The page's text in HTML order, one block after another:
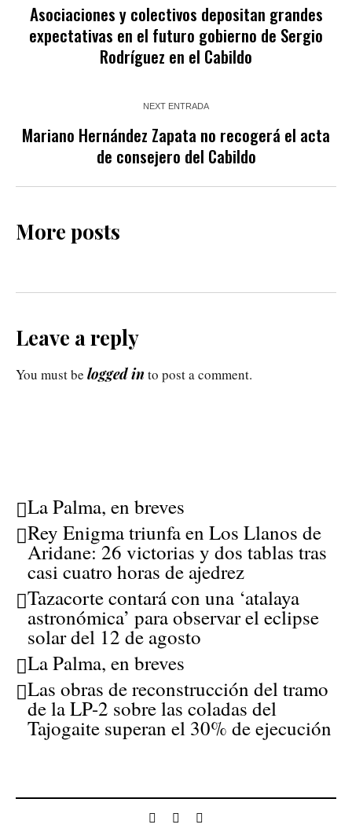
Asociaciones y colectivos depositan grandes
expectativas en el futuro gobierno de Sergio
Rodríguez en el Cabildo
NEXT ENTRADA
Mariano Hernández Zapata no recogerá el acta
de consejero del Cabildo
More posts
Leave a reply
You must be logged in to post a comment.
La Palma, en breves
Rey Enigma triunfa en Los Llanos de
Aridane: 26 victorias y dos tablas tras
casi cuatro horas de ajedrez
Tazacorte contará con una ‘atalaya
astronómica’ para observar el eclipse
solar del 12 de agosto
La Palma, en breves
Las obras de reconstrucción del tramo
de la LP-2 sobre las coladas del
Tajogaite superan el 30% de ejecución